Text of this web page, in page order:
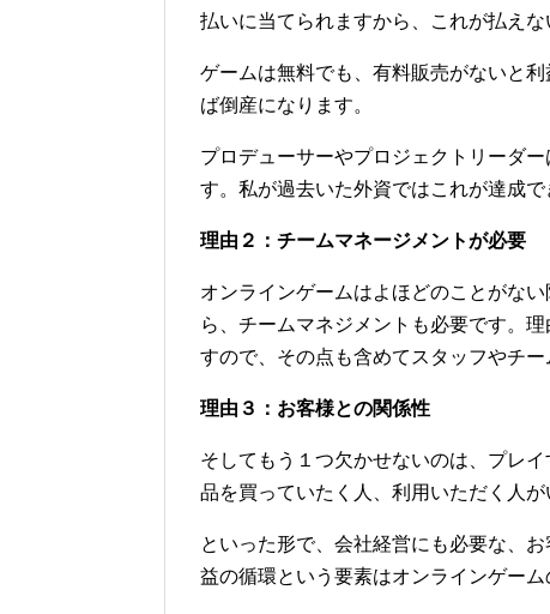
払いに当てられますから、これが払えな
ゲームは無料でも、有料販売がないと
ば倒産になります。
プロデューサーやプロジェクトリーダ
す。私が過去いた外資ではこれが達成
理由２：チームマネージメントが必要
オンラインゲームはよほどのことがな
ら、チームマネジメントも必要です。
すので、その点も含めてスタッフやチ
理由３：お客様との関係性
そしてもう１つ欠かせないのは、プレ
品を買っていたく人、利用いただく人
といった形で、会社経営にも必要な、
益の循環という要素はオンラインゲー